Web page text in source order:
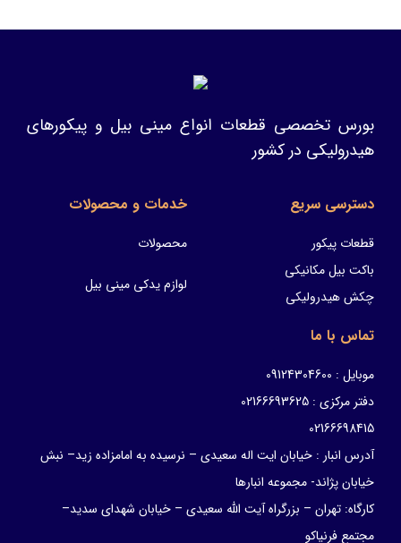
بورس تخصصی قطعات انواع مینی بیل و پیکورهای
هیدرولیکی در کشور
دسترسی سریع
قطعات پیکور
باکت بیل مکانیکی
چکش هیدرولیکی
خدمات و محصولات
محصولات
لوازم یدکی مینی بیل
تماس با ما
موبایل : 09124304600
دفتر مرکزی : 02166693625
02166698415
آدرس انبار : خیابان ایت اله سعیدی – نرسیده به امامزاده زید– نبش
خیابان پژاند- مجموعه انبارها
کارگاه: تهران – بزرگراه آیت الله سعیدی – خیابان شهدای سدید–
مجتمع فرنیاکو